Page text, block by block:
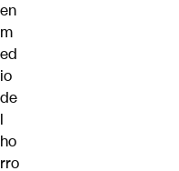
en
m
ed
io
de
l
ho
rro